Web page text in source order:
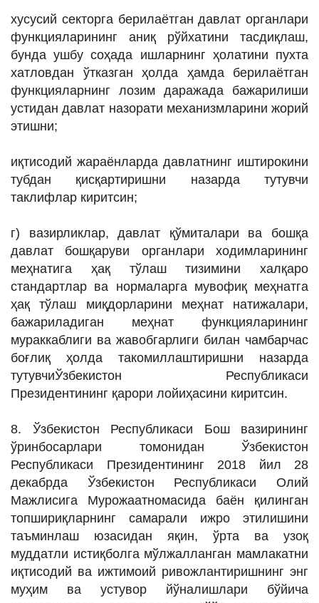
хусусий секторга берилаётган давлат органлари
функцияларининг аниқ рўйхатини тасдиқлаш,
бунда ушбу соҳада ишларнинг ҳолатини пухта
хатловдан ўтказган ҳолда ҳамда берилаётган
функцияларнинг лозим даражада бажарилиши
устидан давлат назорати механизмларини жорий
этишни;
иқтисодий жараёнларда давлатнинг иштирокини
тубдан қисқартиришни назарда тутувчи
таклифлар киритсин;
г) вазирликлар, давлат қўмиталари ва бошқа
давлат бошқаруви органлари ходимларининг
меҳнатига ҳақ тўлаш тизимини халқаро
стандартлар ва нормаларга мувофиқ меҳнатга
ҳақ тўлаш миқдорларини меҳнат натижалари,
бажариладиган меҳнат функцияларининг
мураккаблиги ва жавобгарлиги билан чамбарчас
боғлиқ ҳолда такомиллаштиришни назарда
тутувчиЎзбекистон Республикаси
Президентининг қарори лойиҳасини киритсин.
8. Ўзбекистон Республикаси Бош вазирининг
ўринбосарлари томонидан Ўзбекистон
Республикаси Президентининг 2018 йил 28
декабрда Ўзбекистон Республикаси Олий
Мажлисига Мурожаатномасида баён қилинган
топшириқларнинг самарали ижро этилишини
таъминлаш юзасидан яқин, ўрта ва узоқ
муддатли истиқболга мўлжалланган мамлакатни
иқтисодий ва ижтимоий ривожлантиришнинг энг
муҳим ва устувор йўналишлари бўйича